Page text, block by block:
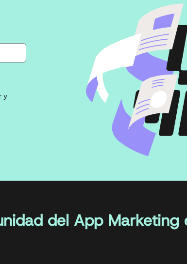
y
del App Marketing